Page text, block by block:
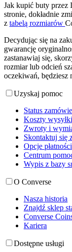
Jak kupić buty przez
stronie, dokładnie
z tabelą rozmiarów
Decydując się na
gwarancję
zastanawiaj się,
rozmiar lub odcień
oczekiwań, będziesz
Uzyskaj pomoc
Status
Koszty
Zwroty i
Skontaktuj się
Opcje płatności
Centrum
Wypis z bazy
O Converse
Nasza historia
Znajdź sklep
Converse
Kariera
Dostępne usługi